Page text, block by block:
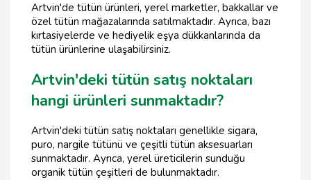
Artvin'de tütün ürünleri, yerel marketler, bakkallar ve
özel tütün mağazalarında satılmaktadır. Ayrıca, bazı
kırtasiyelerde ve hediyelik eşya dükkanlarında da
tütün ürünlerine ulaşabilirsiniz.
Artvin'deki tütün satış noktaları
hangi ürünleri sunmaktadır?
Artvin'deki tütün satış noktaları genellikle sigara,
puro, nargile tütünü ve çeşitli tütün aksesuarları
sunmaktadır. Ayrıca, yerel üreticilerin sunduğu
organik tütün çeşitleri de bulunmaktadır.